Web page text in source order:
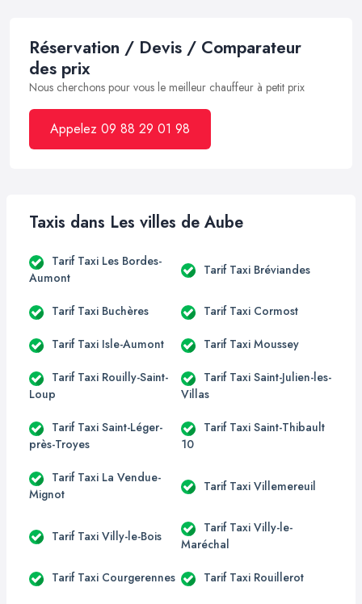
Réservation / Devis / Comparateur
des prix
Nous cherchons pour vous le meilleur chauffeur à petit prix
Appelez 09 88 29 01 98
Taxis dans Les villes de Aube
Tarif Taxi Les Bordes-
Aumont
Tarif Taxi Bréviandes
Tarif Taxi Buchères Tarif Taxi Cormost
Tarif Taxi Isle-Aumont Tarif Taxi Moussey
Tarif Taxi Rouilly-Saint-
Loup
Tarif Taxi Saint-Julien-les-
Villas
Tarif Taxi Saint-Léger-
près-Troyes
Tarif Taxi Saint-Thibault
10
Tarif Taxi La Vendue-
Mignot
Tarif Taxi Villemereuil
Tarif Taxi Villy-le-Bois
Tarif Taxi Villy-le-
Maréchal
Tarif Taxi Courgerennes Tarif Taxi Rouillerot